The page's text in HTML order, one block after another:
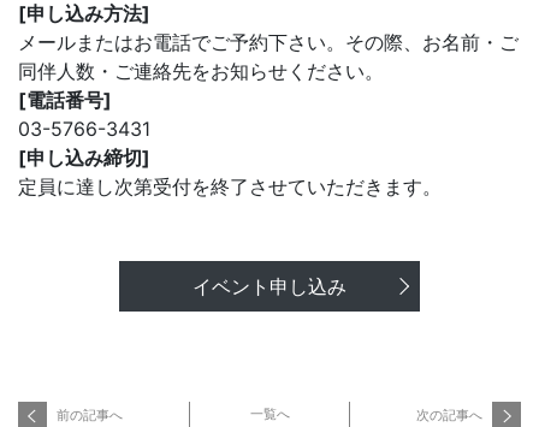
[申し込み方法]
メールまたはお電話でご予約下さい。その際、お名前・ご
同伴人数・ご連絡先をお知らせください。
[電話番号]
03-5766-3431
[申し込み締切]
定員に達し次第受付を終了させていただきます。
イベント申し込み
前の記事へ 一覧へ 次の記事へ